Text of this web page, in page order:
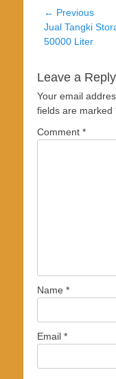
Post
navigation
← Previous
Previous
post:
Jual Tangki
50000 Liter
Leave a Reply
Your email
fields are marked
Comment *
Name *
Email *